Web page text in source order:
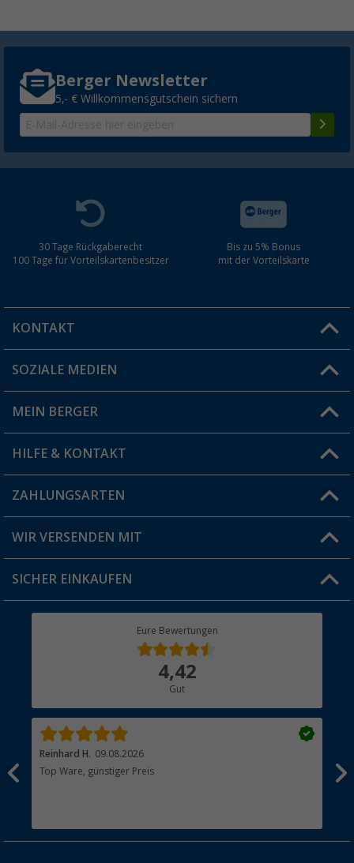
Berger Newsletter
5,- € Willkommensgutschein sichern
30 Tage Rückgaberecht
100 Tage für Vorteilskartenbesitzer
Bis zu 5% Bonus
mit der Vorteilskarte
KONTAKT
Du hast eine Frage?
Filiale finden
SOZIALE MEDIEN
MEIN BERGER
Vorteilskarte
Blog
Jobs & Karriere
HILFE & KONTAKT
FAQ & Kontakt
Versandinformationen
Rücksendung
ZAHLUNGSARTEN
WIR VERSENDEN MIT
SICHER EINKAUFEN
Eure Bewertungen
4,42
Gut
Reinhard H. 09.08.2026
Top Ware, günstiger Preis